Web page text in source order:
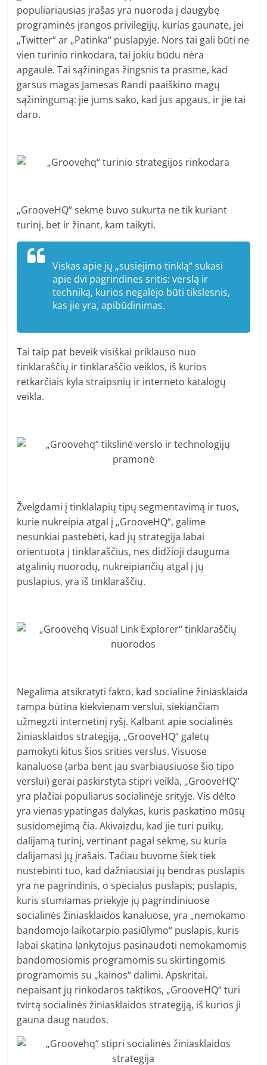
populiariausias įrašas yra nuoroda į daugybę
programinės įrangos privilegijų, kurias gaunate, jei
„Twitter“ ar „Patinka“ puslapyje. Nors tai gali būti ne
vien turinio rinkodara, tai jokiu būdu nėra
apgaulė. Tai sąžiningas žingsnis ta prasme, kad
garsus magas Jamesas Randi paaiškino magų
sąžiningumą: jie jums sako, kad jus apgaus, ir jie tai
daro.
„GrooveHQ“ sėkmė buvo sukurta ne tik kuriant
turinį, bet ir žinant, kam taikyti.
Viskas apie jų „susiejimo tinklą“ sukasi
apie dvi pagrindines sritis: verslą ir
techniką, kurios negalėjo būti tikslesnis,
kas jie yra, apibūdinimas.
Tai taip pat beveik visiškai priklauso nuo
tinklaraščių ir tinklaraščio veiklos, iš kurios
retkarčiais kyla straipsnių ir interneto katalogų
veikla.
Žvelgdami į tinklalapių tipų segmentavimą ir tuos,
kurie nukreipia atgal į „GrooveHQ“, galime
nesunkiai pastebėti, kad jų strategija labai
orientuota į tinklaraščius, nes didžioji dauguma
atgalinių nuorodų, nukreipiančių atgal į jų
puslapius, yra iš tinklaraščių.
Negalima atsikratyti fakto, kad socialinė žiniasklaida
tampa būtina kiekvienam verslui, siekiančiam
užmegzti internetinį ryšį. Kalbant apie socialinės
žiniasklaidos strategiją, „GrooveHQ“ galėtų
pamokyti kitus šios srities verslus. Visuose
kanaluose (arba bent jau svarbiausiuose šio tipo
verslui) gerai paskirstyta stipri veikla, „GrooveHQ“
yra plačiai populiarus socialinėje srityje. Vis dėlto
yra vienas ypatingas dalykas, kuris paskatino mūsų
susidomėjimą čia. Akivaizdu, kad jie turi puikų,
dalijamą turinį, vertinant pagal sėkmę, su kuria
dalijamasi jų įrašais. Tačiau buvome šiek tiek
nustebinti tuo, kad dažniausiai jų bendras puslapis
yra ne pagrindinis, o specialus puslapis; puslapis,
kuris stumiamas priekyje jų pagrindiniuose
socialinės žiniasklaidos kanaluose, yra „nemokamo
bandomojo laikotarpio pasiūlymo“ puslapis, kuris
labai skatina lankytojus pasinaudoti nemokamomis
bandomosiomis programomis su skirtingomis
programomis su „kainos“ dalimi. Apskritai,
nepaisant jų rinkodaros taktikos, „GrooveHQ“ turi
tvirtą socialinės žiniasklaidos strategiją, iš kurios ji
gauna daug naudos.